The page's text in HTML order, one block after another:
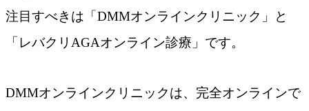
注目すべきは「DMMオンラインクリニック」と
「レバクリAGAオンライン診療」です。
DMMオンラインクリニックは、完全オンラインで